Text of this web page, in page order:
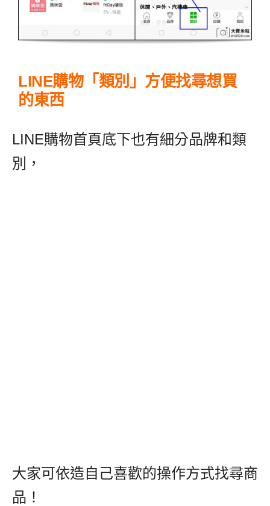
LINE購物「類別」方便找尋想買
的東西
LINE購物首頁底下也有細分品牌和類
別，
大家可依造自己喜歡的操作方式找尋商
品！